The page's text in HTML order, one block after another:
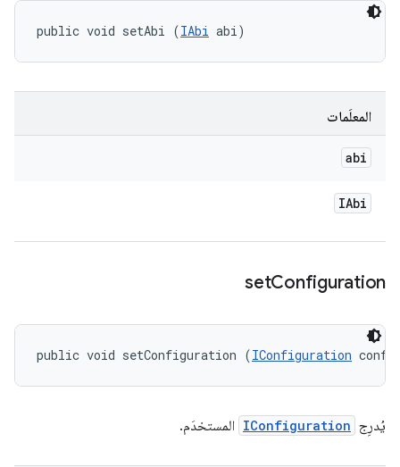
public void setAbi (IAbi abi)
المعلَمات
abi
IAbi
setConfiguration
public void setConfiguration (IConfiguration
يُدرِج IConfiguration المستخدَم.